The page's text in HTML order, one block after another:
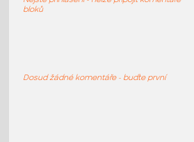
RFA Okna
bloků
Dosud žádné komentáře - buďte první